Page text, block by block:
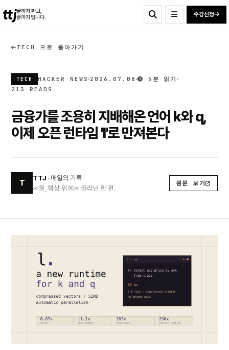
ttj끝까지 짜고,
끝까지 법니다.
수강신청
TECH 으로 돌아가기
TECH HACKER NEWS 2026.07.08
5분 읽기
213 READS
금융가를 조용히 지배해온 언어 k와 q,
이제 오픈 런타임 'l'로 만져본다
T
TTJ · 매일의 기록
서울, 책상 위에서 골라낸 한 편.
원문 보기